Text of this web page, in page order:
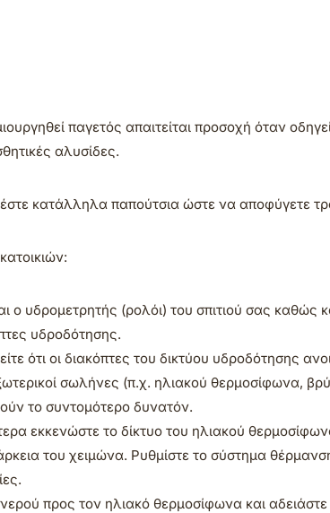
παγετός απαιτείται προσοχή όταν
αλυσίδες.
κατάλληλα παπούτσια ώστε να αποφύγετε
ο υδρομετρητής (ρολόι) του σπιτιού σας καθώς
υδροδότησης.
ότι οι διακόπτες του δικτύου υδροδότησης
σωλήνες (π.χ. ηλιακού θερμοσίφωνα,
το συντομότερο δυνατόν.
εκκενώστε το δίκτυο του ηλιακού
του χειμώνα. Ρυθμίστε το σύστημα
προς τον ηλιακό θερμοσίφωνα και